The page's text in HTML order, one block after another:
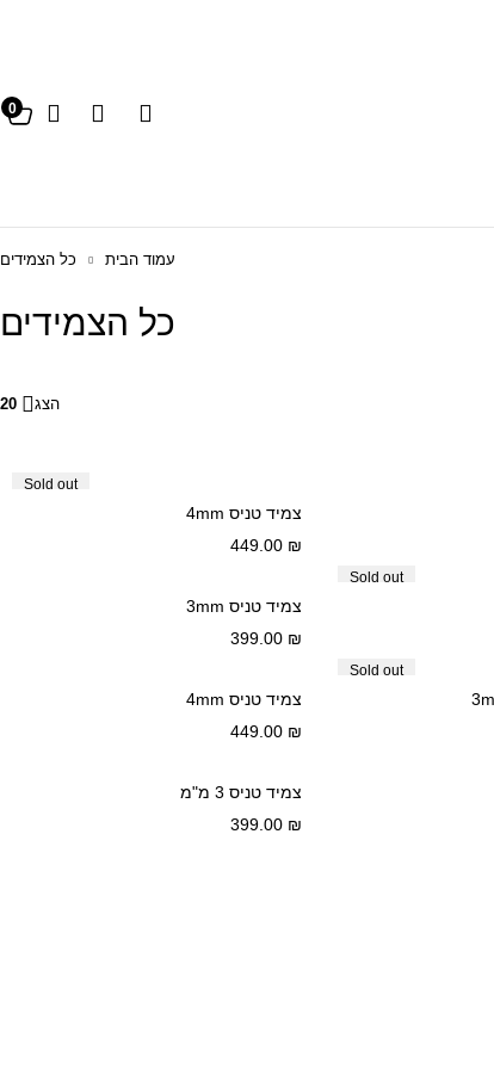
0
עמוד הבית כל הצמידים
כל הצמידים
הצג 20
Sold out
צמיד טניס 4mm
449.00 ₪
Sold out
צמיד טניס 3mm
399.00 ₪
Sold out
צמיד טניס 4mm
449.00 ₪
צמיד טניס 3 מ"מ
399.00 ₪